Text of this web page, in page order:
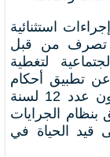
2022/49 يضبط إجراءات استثنائية
تصرف من قبل
لتغطية
تطبيق أحكام
الفقرة الرابعة من الفصل 37 من القانون عدد 12 لسنة
5 مارس 1985 المتعلق بنظام الجرايات
قيد الحياة في